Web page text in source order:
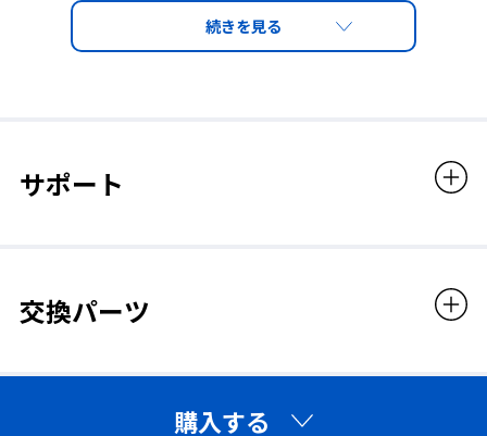
セルロース（内側くもり止め）
1.5mm
サポート
交換パーツ
購入する